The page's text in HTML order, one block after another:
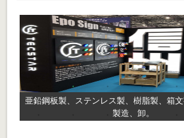
亜鉛鋼板製、ステンレス製、樹脂製、箱
製造、卸。